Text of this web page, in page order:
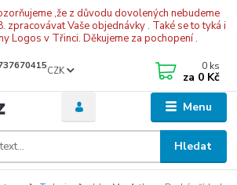
,že z důvodu dovolených nebudeme
zpracovávat Vaše objednávky . Také se to tyká i
Logos v Třinci. Děkujeme za pochopení .
Menu
CZK
Hledat
0 ks
za 0 Kč